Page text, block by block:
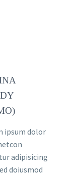
ipsum dolor
adipisicing
doiusmod